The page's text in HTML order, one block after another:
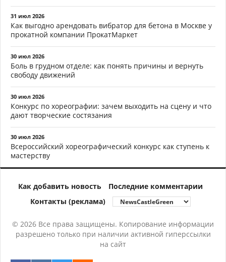
31 июл 2026
Как выгодно арендовать вибратор для бетона в Москве у
прокатной компании ПрокатМаркет
30 июл 2026
Боль в грудном отделе: как понять причины и вернуть
свободу движений
30 июл 2026
Конкурс по хореографии: зачем выходить на сцену и что
дают творческие состязания
30 июл 2026
Всероссийский хореографический конкурс как ступень к
мастерству
Как добавить новость
Последние комментарии
Контакты (реклама)
© 2026 Все права защищены. Копирование информации
разрешено только при наличии активной гиперссылки
на сайт